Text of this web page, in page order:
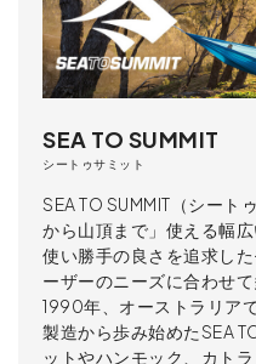
SEA TO SUMMIT
シートゥサミット
SEA TO SUMMIT（シート
から山頂まで」使える幅
使い勝手の良さを追求し
ーザーのニーズに合わせ
1990年、オーストラリア
製造から歩み始めたSEA
ットやハンモック、カト